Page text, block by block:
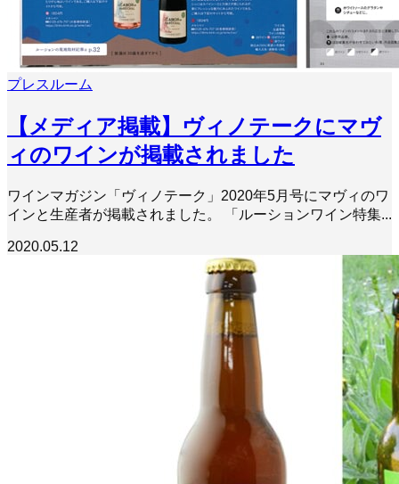
プレスルーム
【メディア掲載】ヴィノテークにマヴ
ィのワインが掲載されました
ワインマガジン「ヴィノテーク」2020年5月号にマヴィのワ
インと生産者が掲載されました。 「ルーションワイン特集...
2020.05.12